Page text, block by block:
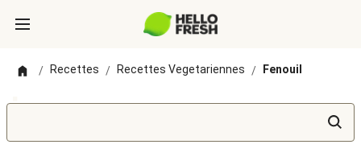
/ Recettes / Recettes Vegetariennes / Fenouil